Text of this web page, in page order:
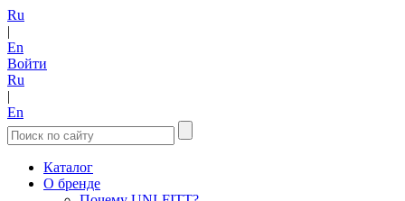
Ru
|
En
Войти
Ru
|
En
Каталог
О бренде